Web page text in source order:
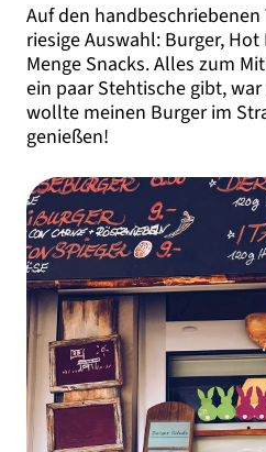
Auf den
riesige Auswahl: Burger,
Menge Snacks. Alles zum
ein paar Stehtische gibt,
wollte meinen Burger im
genießen!